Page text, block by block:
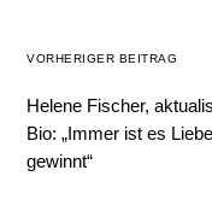
VORHERIGER BEITRAG
Helene Fischer,
Bio: „Immer ist es
gewinnt“